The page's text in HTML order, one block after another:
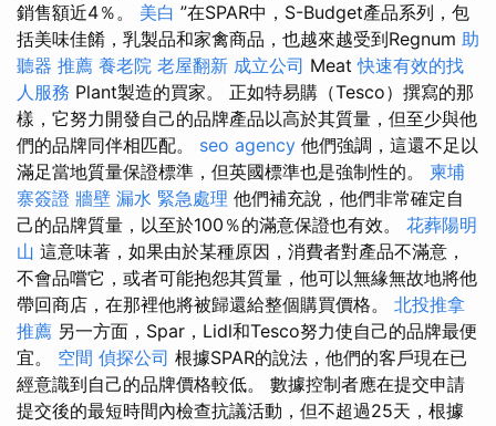
銷售額近4％。 美白 ”在SPAR中，S-Budget產品系列，包
括美味佳餚，乳製品和家禽商品，也越來越受到Regnum 助
聽器 推薦 養老院 老屋翻新 成立公司 Meat快速有效的找
人服務 Plant製造的買家。 正如特易購（Tesco）撰寫的那
樣，它努力開發自己的品牌產品以高於其質量，但至少與他
們的品牌同伴相匹配。 seo agency 他們強調，這還不足以
滿足當地質量保證標準，但英國標準也是強制性的。 柬埔
寨簽證 牆壁 漏水 緊急處理 他們補充說，他們非常確定自
己的品牌質量，以至於100％的滿意保證也有效。 花葬陽明
山 這意味著，如果由於某種原因，消費者對產品不滿意，
不會品嚐它，或者可能抱怨其質量，他可以無緣無故地將他
帶回商店，在那裡他將被歸還給整個購買價格。 北投推拿
推薦 另一方面，Spar，Lidl和Tesco努力使自己的品牌最便
宜。 空間 偵探公司 根據SPAR的說法，他們的客戶現在已
經意識到自己的品牌價格較低。 數據控制者應在提交申請
提交後的最短時間內檢查抗議活動，但不超過25天，根據